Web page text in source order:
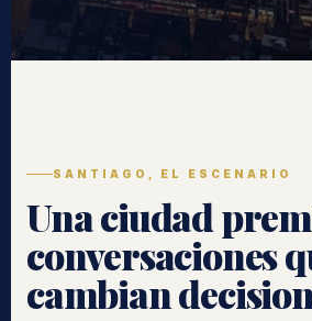
SANTIAGO, EL ESCENARIO
Una ciudad
conversaciones
cambian